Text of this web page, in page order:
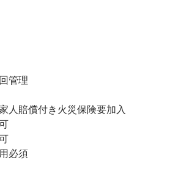
管理
償付き火災保険要加入
必須